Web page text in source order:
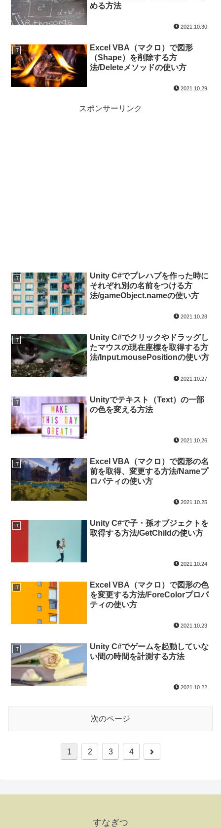
める方法
2021.10.30
IT
Excel VBA（マクロ）で図形
（Shape）を削除する方
法/Deleteメソッドの使い方
2021.10.29
スポンサーリンク
IT
Unity C#でプレハブを作った時に
それぞれ別の名前をつける方
法/gameObject.nameの使い方
2021.10.28
IT
Unity C#でクリックやドラッグし
たマウスの現在座標を取得する方
法/Input.mousePositionの使い方
2021.10.27
IT
Unityでテキスト（Text）の一部
の色を変える方法
2021.10.26
IT
Excel VBA（マクロ）で図形の名
前を取得、変更する方法/Nameプ
ロパティの使い方
2021.10.25
IT
Unity C#で子・孫オブジェクトを
取得する方法/GetChildの使い方
2021.10.24
IT
Excel VBA（マクロ）で図形の色
を変更する方法/ForeColorプロパ
ティの使い方
2021.10.23
IT
Unity C#でゲームを起動していな
い間の時間を計測する方法
2021.10.22
次のページ
1 2 3 4
すなぎつ